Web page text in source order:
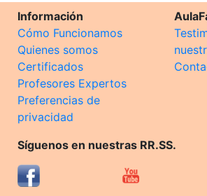
Información
Cómo Funcionamos
Quienes somos
Certificados
Profesores Expertos
Preferencias de
privacidad
Síguenos en nuestras RR.SS.